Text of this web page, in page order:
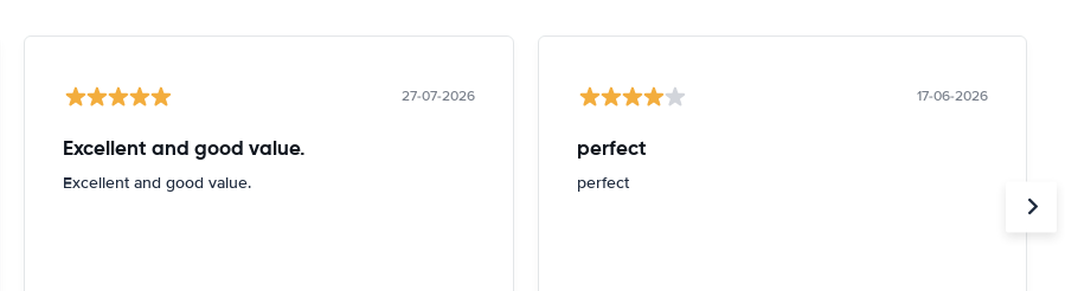
27-07-2026
Excellent and good value.
Excellent and good value.
17-06-2026
perfect
perfect